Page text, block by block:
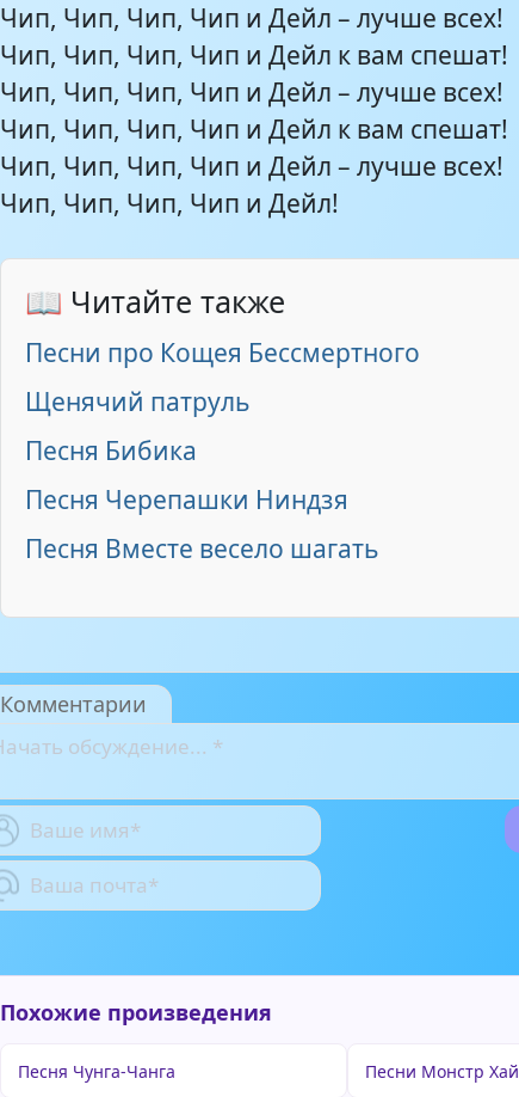
Чип, Чип, Чип, Чип и Дейл – лучше всех!
Чип, Чип, Чип, Чип и Дейл к вам спешат!
Чип, Чип, Чип, Чип и Дейл – лучше всех!
Чип, Чип, Чип, Чип и Дейл к вам спешат!
Чип, Чип, Чип, Чип и Дейл – лучше всех!
Чип, Чип, Чип, Чип и Дейл!
📖 Читайте также
Песни про Кощея Бессмертного
Щенячий патруль
Песня Бибика
Песня Черепашки Ниндзя
Песня Вместе весело шагать
Комментарии
Похожие произведения
Песня Чунга-Чанга Песни Монстр Хай